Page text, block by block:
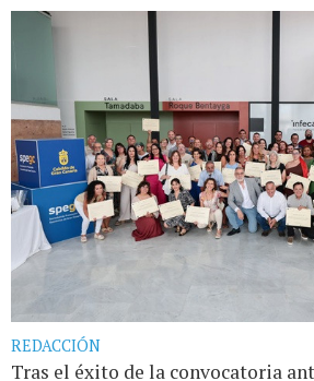
REDACCIÓN
Tras el éxito de la convocatoria